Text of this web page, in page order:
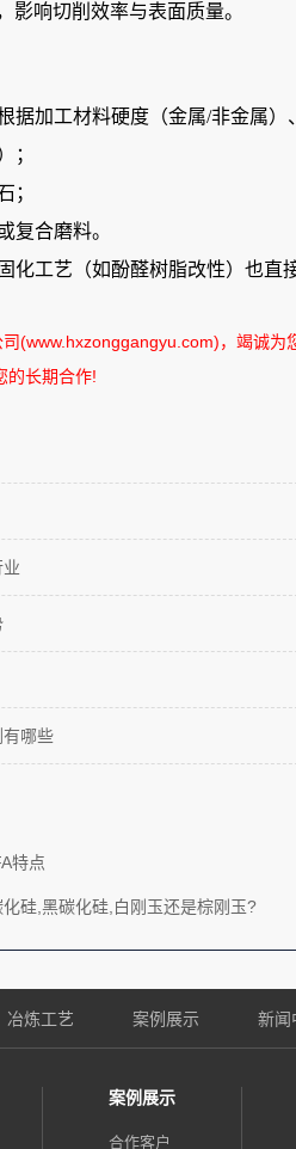
影响切削效率与表面质量‌。
据‌加工材料硬度‌（金属/非金属）
；
；
复合磨料‌。
化工艺（如酚醛树脂改性）也直
(www.hxzonggangyu.com)，竭诚为
的长期合作!
哪些
特点
硅,黑碳化硅,白刚玉还是棕刚玉?
冶炼工艺 案例展示 新闻
案例展示
合作客户